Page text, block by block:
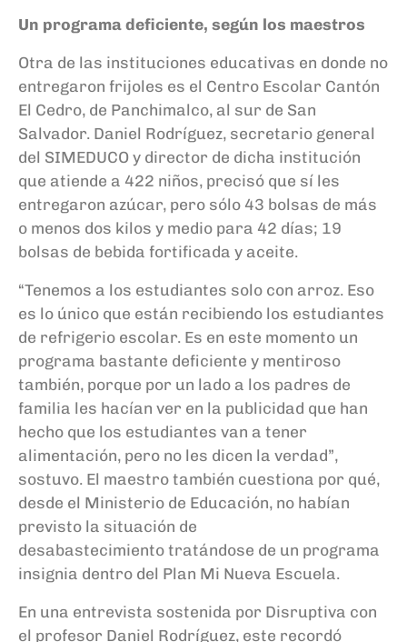
Un programa deficiente, según los maestros
Otra de las instituciones educativas en donde no
entregaron frijoles es el Centro Escolar Cantón
El Cedro, de Panchimalco, al sur de San
Salvador. Daniel Rodríguez, secretario general
del SIMEDUCO y director de dicha institución
que atiende a 422 niños, precisó que sí les
entregaron azúcar, pero sólo 43 bolsas de más
o menos dos kilos y medio para 42 días; 19
bolsas de bebida fortificada y aceite.
“Tenemos a los estudiantes solo con arroz. Eso
es lo único que están recibiendo los estudiantes
de refrigerio escolar. Es en este momento un
programa bastante deficiente y mentiroso
también, porque por un lado a los padres de
familia les hacían ver en la publicidad que han
hecho que los estudiantes van a tener
alimentación, pero no les dicen la verdad”,
sostuvo. El maestro también cuestiona por qué,
desde el Ministerio de Educación, no habían
previsto la situación de
desabastecimiento tratándose de un programa
insignia dentro del Plan Mi Nueva Escuela.
En una entrevista sostenida por Disruptiva con
el profesor Daniel Rodríguez, este recordó